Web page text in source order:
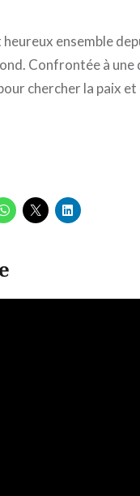
ensemble
Confrontée à
chercher la paix